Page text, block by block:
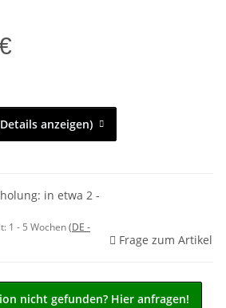
anzeigen)
in etwa 2 -
1 - 5 Wochen(DE -
Frage zum Artikel
nicht gefunden? Hier anfragen!